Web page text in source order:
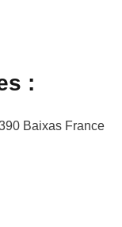
fenêtre
In - nouvelle
email - nouvelle
:
Baixas France